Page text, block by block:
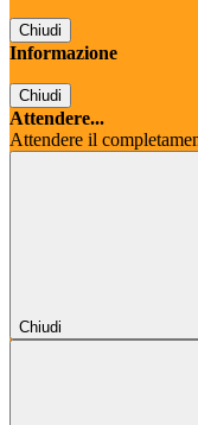
Chiudi
Informazione
Chiudi
Attendere...
Attendere il
Chiudi